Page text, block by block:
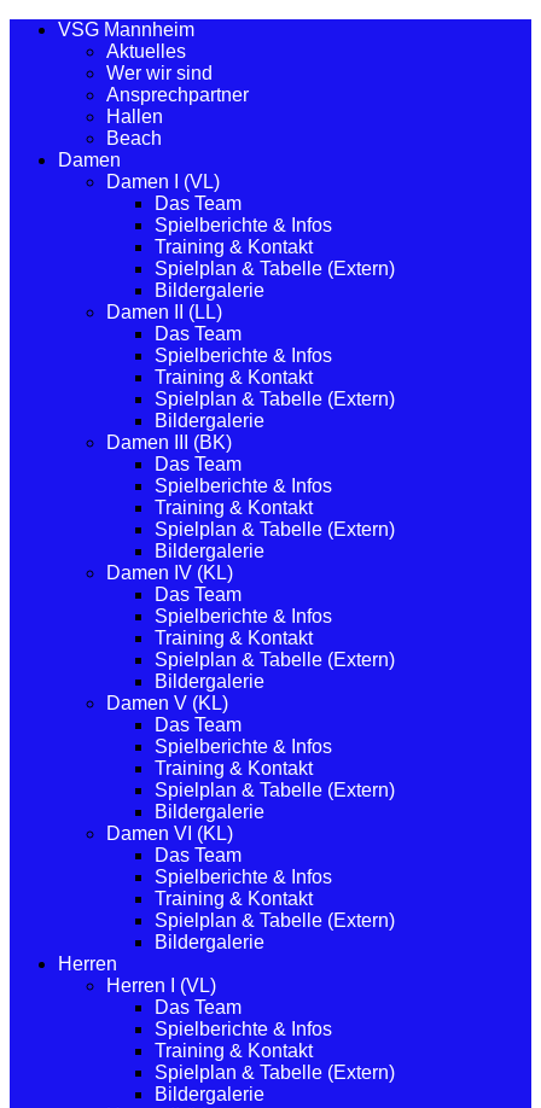
VSG Mannheim
Aktuelles
Wer wir sind
Ansprechpartner
Hallen
Beach
Damen
Damen I (VL)
Das Team
Spielberichte & Infos
Training & Kontakt
Spielplan & Tabelle (Extern)
Bildergalerie
Damen II (LL)
Das Team
Spielberichte & Infos
Training & Kontakt
Spielplan & Tabelle (Extern)
Bildergalerie
Damen III (BK)
Das Team
Spielberichte & Infos
Training & Kontakt
Spielplan & Tabelle (Extern)
Bildergalerie
Damen IV (KL)
Das Team
Spielberichte & Infos
Training & Kontakt
Spielplan & Tabelle (Extern)
Bildergalerie
Damen V (KL)
Das Team
Spielberichte & Infos
Training & Kontakt
Spielplan & Tabelle (Extern)
Bildergalerie
Damen VI (KL)
Das Team
Spielberichte & Infos
Training & Kontakt
Spielplan & Tabelle (Extern)
Bildergalerie
Herren
Herren I (VL)
Das Team
Spielberichte & Infos
Training & Kontakt
Spielplan & Tabelle (Extern)
Bildergalerie